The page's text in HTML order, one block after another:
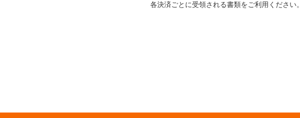
各決済ごとに受領される書類をご利用ください。